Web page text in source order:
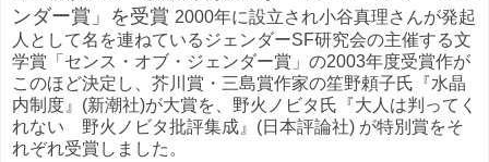
ンダー賞」を受賞 2000年に設立され小谷真理さんが発起
人として名を連ねているジェンダーSF研究会の主催する文
学賞「センス・オブ・ジェンダー賞」の2003年度受賞作が
このほど決定し、芥川賞・三島賞作家の笙野頼子氏『水晶
内制度』(新潮社)が大賞を、野火ノビタ氏『大人は判ってく
れない 野火ノビタ批評集成』(日本評論社) が特別賞をそ
れぞれ受賞しました。